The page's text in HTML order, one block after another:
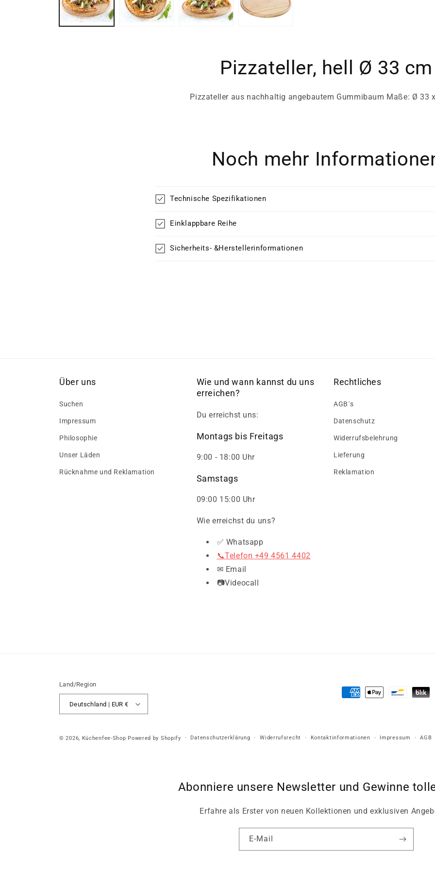
Pizzateller, hell Ø 33 cm
Pizzateller aus nachhaltig angebautem Gummibaum Maße: Ø 33
Noch mehr
Technische Spezifikationen
Einklappbare Reihe
Sicherheits- &Herstellerinformationen
Über uns
Suchen
Impressum
Philosophie
Unser Läden
Rücknahme und Reklamation
Wie und wann kannst du uns
erreichen?
Du erreichst uns:
Montags bis Freitags
9:00 - 18:00 Uhr
Samstags
09:00 15:00 Uhr
Wie erreichst du uns?
✅ Whatsapp
📞Telefon +49 4561 4402
✉ Email
📷Videocall
Rechtliches
AGB´s
Datenschutz
Widerrufsbelehrung
Lieferung
Reklamation
Land/Region
Deutschland | EUR €
Zahlungsmethoden
© 2026, Küchenfee-Shop Powered by Shopify Datenschutzerklärung Widerrufsrecht Kontaktinformationen Impressum AGB
Abonniere unsere Newsletter und Gewinne
Erfahre als Erster von neuen Kollektionen und exklusiven
E-Mail